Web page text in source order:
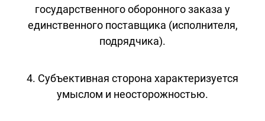
государственного оборонного заказа у
единственного поставщика (исполнителя,
подрядчика).
4. Субъективная сторона характеризуется
умыслом и неосторожностью.